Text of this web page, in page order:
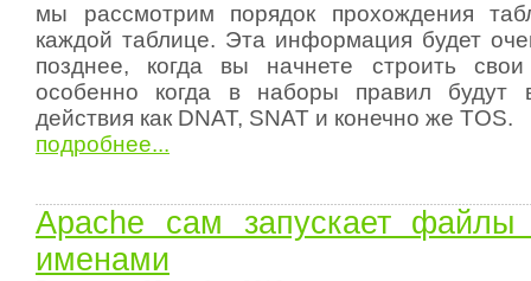
мы рассмотрим порядок прохождения
каждой таблице. Эта информация будет
позднее, когда вы начнете строить
особенно когда в наборы правил будут
действия как DNAT, SNAT и конечно же TOS.
подробнее...
Apache сам запускает
именами